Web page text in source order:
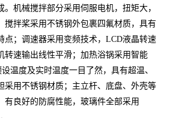
。机械搅拌部分采用伺服电机，扭矩大，
搅拌桨采用不锈钢外包裹四氟材质，具有
点；调速器采用变频技术，LCD液晶转速
转速输出线性平滑；加热浴锅采用智能
温度及实时温度一目了然，具有超温、
采用不锈钢材质；主立杆、底盘、外壳等
有良好的防腐性能，玻璃件全部采用